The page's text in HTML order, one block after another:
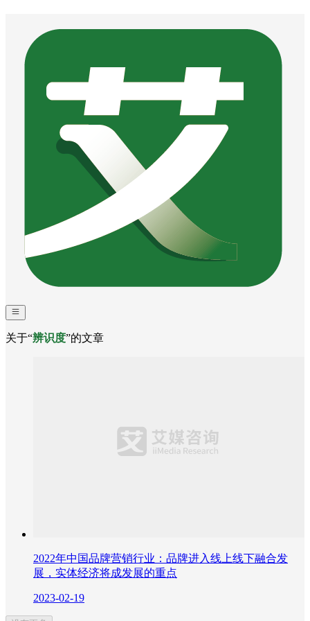
关于“辨识度”的文章
2022年中国品牌营销行业：品牌进入线上线下融合发
展，实体经济将成发展的重点
2023-02-19